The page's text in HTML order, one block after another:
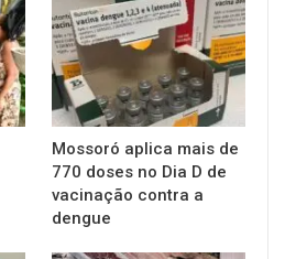
Mossoró aplica mais de
770 doses no Dia D de
vacinação contra a
dengue